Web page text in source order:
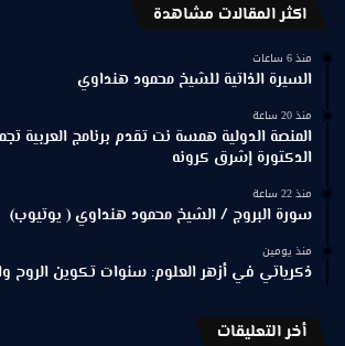
اكثر المقالات مشاهدة
منذ 6 ساعات
السيرة الذاتية للشيخ محمود هنداوي
منذ 20 ساعة
المنصة الدولية همسة نت تقدم برنامج العربية
الدكتورة إشرق كرونه
منذ 22 ساعة
سورة البروج / الشيخ محمود هنداوي ( يوتيوب)
منذ يومين
ذكرياتي في أزهر العلوم: سنوات تكوين الروح
أخر التعليقات